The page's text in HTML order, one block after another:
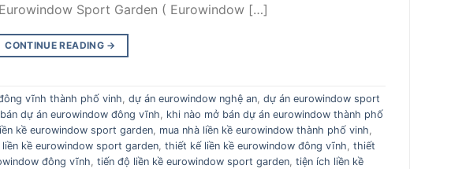
Sport Garden ( Eurowindow […]
CONTINUE READING →
vĩnh thành phố vinh, dự án eurowindow nghệ an, dự án eurowindow sport
dự án eurowindow đông vĩnh, khi nào mở bán dự án eurowindow thành phố
kề eurowindow sport garden, mua nhà liền kề eurowindow thành phố vinh,
kề eurowindow sport garden, thiết kế liền kề eurowindow đông vĩnh, thiết
đông vĩnh, tiến độ liền kề eurowindow sport garden, tiện ích liền kề